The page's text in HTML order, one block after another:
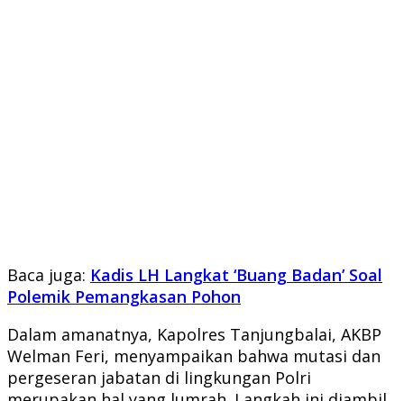
Baca juga: Kadis LH Langkat ‘Buang Badan’ Soal
Polemik Pemangkasan Pohon
Dalam amanatnya, Kapolres Tanjungbalai, AKBP
Welman Feri, menyampaikan bahwa mutasi dan
pergeseran jabatan di lingkungan Polri